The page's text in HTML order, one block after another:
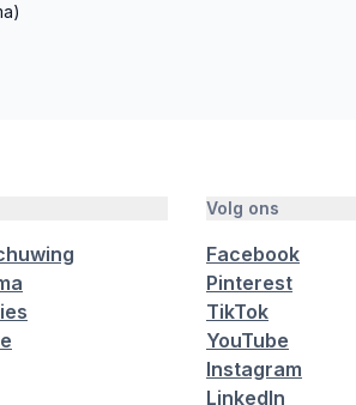
Volg ons
Facebook
Pinterest
TikTok
YouTube
Instagram
LinkedIn